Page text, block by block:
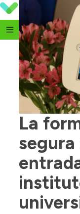
Skip to content
La